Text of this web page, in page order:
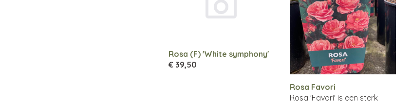
Rosa (F) 'White symphony'
€ 39,50
Rosa Favori
Rosa 'Favori' is een sterk